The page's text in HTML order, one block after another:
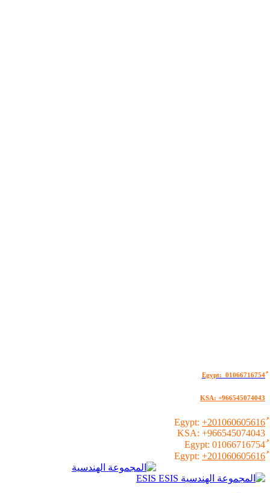
KSA: +966545074043
+201060605616
KSA: +966545074043
01066716754
+201060605616